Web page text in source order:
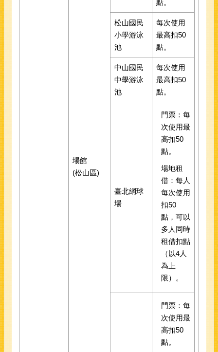
場館
(松山區)
點。
松山國民
小學游泳
池
每次使用
最高扣50
點。
中山國民
中學游泳
池
每次使用
最高扣50
點。
臺北網球
場
門票：每
次使用最
高扣50
點。
場地租
借：每人
每次使用
扣50
點，可以
多人同時
租借扣點
（以4人
為上
限）。
門票：每
次使用最
高扣50
點。